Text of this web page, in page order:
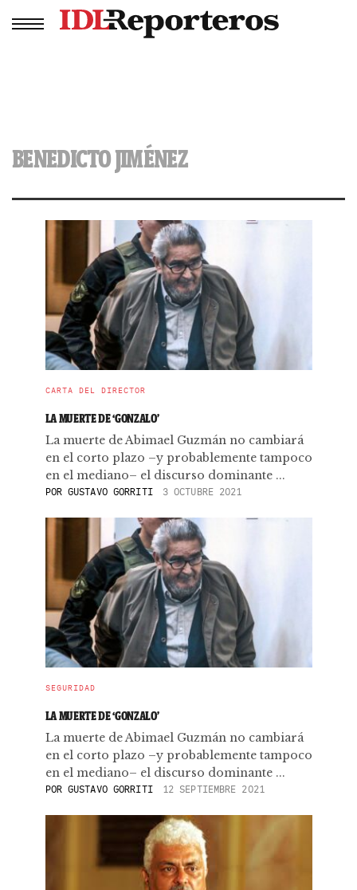
BENEDICTO JIMÉNEZ
CARTA DEL DIRECTOR
LA MUERTE DE ‘GONZALO’
La muerte de Abimael Guzmán no cambiará
en el corto plazo –y probablemente tampoco
en el mediano– el discurso dominante ...
POR GUSTAVO GORRITI 3 OCTUBRE 2021
SEGURIDAD
LA MUERTE DE ‘GONZALO’
La muerte de Abimael Guzmán no cambiará
en el corto plazo –y probablemente tampoco
en el mediano– el discurso dominante ...
POR GUSTAVO GORRITI 12 SEPTIEMBRE 2021